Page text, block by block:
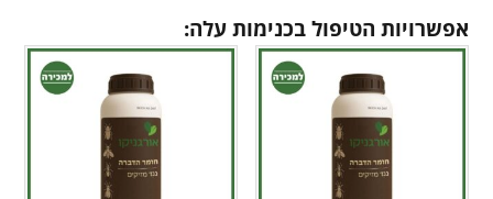
אפשרויות הטיפול בכנימות עלה: